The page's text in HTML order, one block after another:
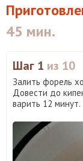
45 мин.
Шаг 1 из 10
Залить форель
Довести до
варить 12 минут.